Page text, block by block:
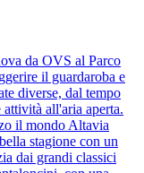
da OVS al Parco
il guardaroba e
diverse, dal tempo
all'aria aperta.
il mondo Altavia
stagione con un
dai grandi classici